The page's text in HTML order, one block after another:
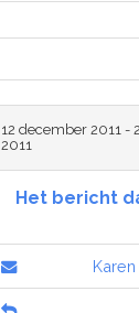
12 december 2011 -
2011
Het bericht